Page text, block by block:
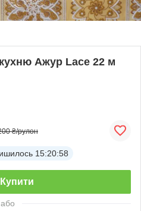
Ажур Lace 22 м
₴/рулон
15:20:57
Купити
або